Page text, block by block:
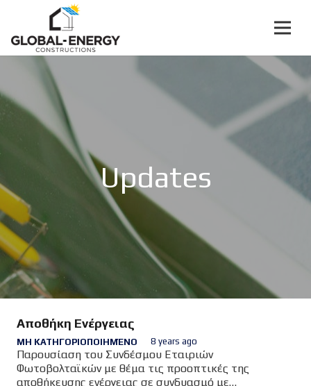
Updates
Αποθήκη Ενέργειας
ΜΗ ΚΑΤΗΓΟΡΙΟΠΟΙΗΜΈΝΟ 8 years ago
Παρουσίαση του Συνδέσμου Εταιριών
Φωτοβολταϊκών με θέμα τις προοπτικές της
αποθήκευσης ενέργειας σε συνδυασμό με